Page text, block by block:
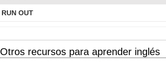
RUN OUT
Otros recursos para aprender inglés